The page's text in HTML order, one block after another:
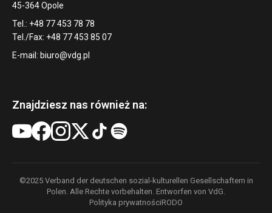
45-364 Opole
Tel.: +48 77 453 78 78
Tel./Fax: +48 77 453 85 07
E-mail: biuro@vdg.pl
Znajdziesz nas również na:
©2025 Verband der deutschen sozial-kulturellen Gesellschaftern in
Polen. Alle Rechte vorbehalten. Entworfen von VdG.
Polityka prywatnościRODO